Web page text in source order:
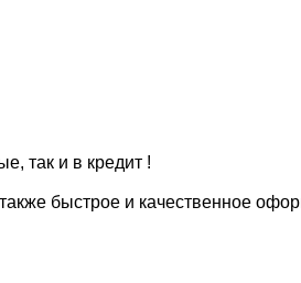
так и в кредит !
быстрое и качественное